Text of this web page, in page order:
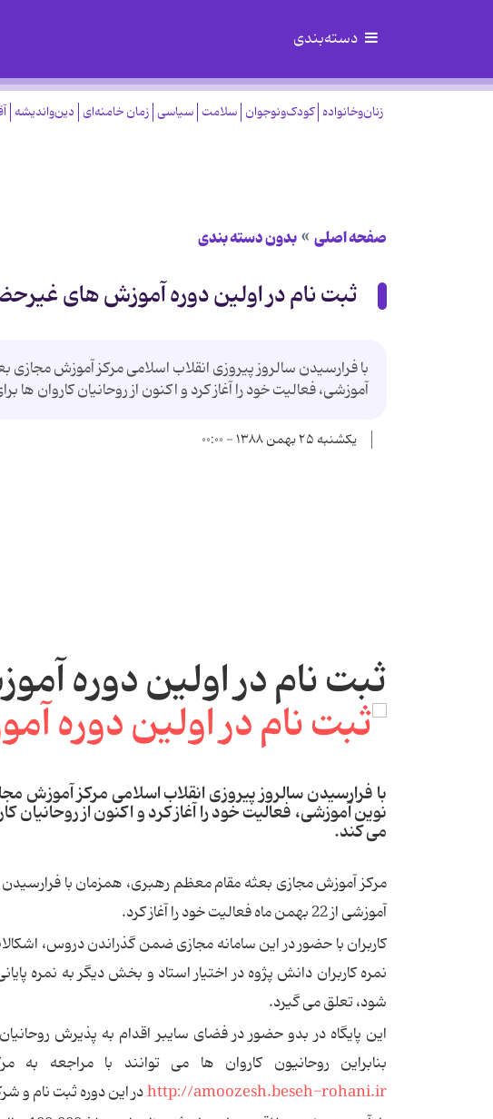
دسته‌بندی
زنان‌وخانواده کودک‌ونوجوان سلامت سیاسی زمان خامنه‌ای دین‌واندیشه
صفحه اصلی بدون دسته بندی
ثبت نام در اولین دوره آموزش های
با فرارسیدن سالروز پیروزی انقلاب اسلامی مرکز آموزش
آموزشی، فعالیت خود را آغاز کرد و اکنون از روحانیان کاروان
یکشنبه ۲۵ بهمن ۱۳۸۸ - ۰۰:۰۰
ثبت نام در اولین دوره
با فرارسیدن سالروز پیروزی انقلاب اسلامی مرکز آموزش
نوین آموزشی، فعالیت خود را آغاز کرد و اکنون از
می کند.
مرکز آموزش مجازی بعثه مقام معظم رهبری، همزمان با فرارسیدن
آموزشی از 22 بهمن ماه فعالیت خود را آغاز کرد.
کاربران با حضور در این سامانه مجازی ضمن گذراندن دروس،
نمره کاربران دانش پژوه در اختیار استاد و بخش دیگر به نمره
شود، تعلق می گیرد.
این پایگاه در بدو حضور در فضای سایبر اقدام به پذیرش
بنابراین روحانیون کاروان ها می توانند با مراجعه
http://amoozesh.beseh-rohani.irدر این دوره ثبت نام و